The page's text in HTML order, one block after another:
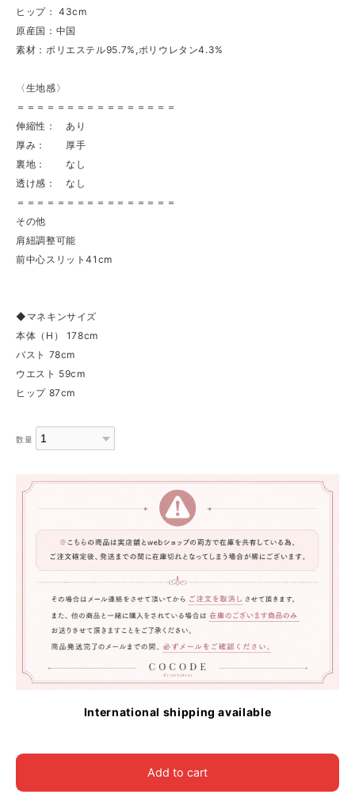
ヒップ： 43cm
原産国：中国
素材：ポリエステル95.7%,ポリウレタン4.3%
〈生地感〉
＝＝＝＝＝＝＝＝＝＝＝＝＝＝＝＝
伸縮性： あり
厚み： 厚手
裏地： なし
透け感： なし
＝＝＝＝＝＝＝＝＝＝＝＝＝＝＝＝
その他
肩紐調整可能
前中心スリット41cm
◆マネキンサイズ
本体（H） 178cm
バスト 78cm
ウエスト 59cm
ヒップ 87cm
数量
International shipping available
Add to cart